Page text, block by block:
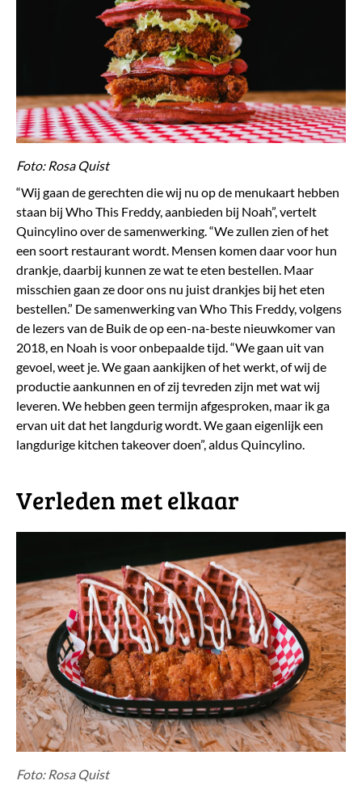
Foto: Rosa Quist
“Wij gaan de gerechten die wij nu op de menukaart hebben
staan bij Who This Freddy, aanbieden bij Noah”, vertelt
Quincylino over de samenwerking. “We zullen zien of het
een soort restaurant wordt. Mensen komen daar voor hun
drankje, daarbij kunnen ze wat te eten bestellen. Maar
misschien gaan ze door ons nu juist drankjes bij het eten
bestellen.” De samenwerking van Who This Freddy, volgens
de lezers van de Buik de op een-na-beste nieuwkomer van
2018, en Noah is voor onbepaalde tijd. “We gaan uit van
gevoel, weet je. We gaan aankijken of het werkt, of wij de
productie aankunnen en of zij tevreden zijn met wat wij
leveren. We hebben geen termijn afgesproken, maar ik ga
ervan uit dat het langdurig wordt. We gaan eigenlijk een
langdurige kitchen takeover doen”, aldus Quincylino.
Verleden met elkaar
Foto: Rosa Quist